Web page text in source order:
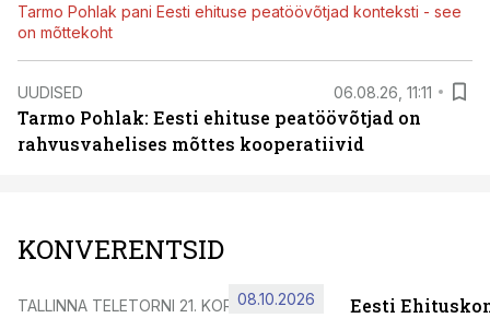
Tarmo Pohlak pani Eesti ehituse peatöövõtjad konteksti - see
on mõttekoht
UUDISED 06.08.26, 11:11
Tarmo Pohlak: Eesti ehituse peatöövõtjad on
rahvusvahelises mõttes kooperatiivid
KONVERENTSID
TALLINNA TELETORNI 21. KORRUSEL
08.10.2026 Eesti